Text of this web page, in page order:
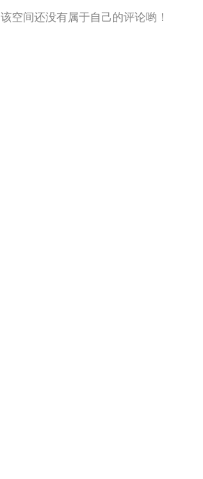
该空间还没有属于自己的评论哟！